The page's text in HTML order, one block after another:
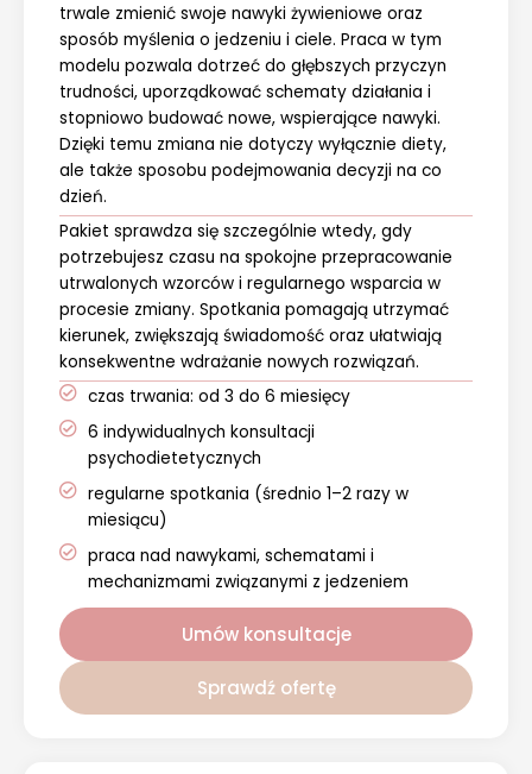
trwale zmienić swoje nawyki żywieniowe oraz
sposób myślenia o jedzeniu i ciele. Praca w tym
modelu pozwala dotrzeć do głębszych przyczyn
trudności, uporządkować schematy działania i
stopniowo budować nowe, wspierające nawyki.
Dzięki temu zmiana nie dotyczy wyłącznie diety,
ale także sposobu podejmowania decyzji na co
dzień.
Pakiet sprawdza się szczególnie wtedy, gdy
potrzebujesz czasu na spokojne przepracowanie
utrwalonych wzorców i regularnego wsparcia w
procesie zmiany. Spotkania pomagają utrzymać
kierunek, zwiększają świadomość oraz ułatwiają
konsekwentne wdrażanie nowych rozwiązań.
czas trwania: od 3 do 6 miesięcy
6 indywidualnych konsultacji
psychodietetycznych
regularne spotkania (średnio 1–2 razy w
miesiącu)
praca nad nawykami, schematami i
mechanizmami związanymi z jedzeniem
Umów konsultacje
Sprawdź ofertę